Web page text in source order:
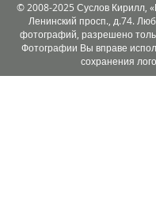
© 2008-2025 Суслов Кирилл,
Ленинский просп., д.74.
фотографий, разрешено
Фотографии Вы вправе
сохранения